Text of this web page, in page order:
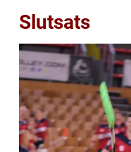
Slutsats